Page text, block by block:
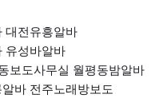
대전유흥알바
유성바알바
보도사무실 월평동밤알바
바 전주노래방보도